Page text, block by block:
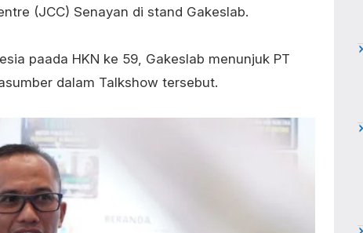
(JCC) Senayan di stand Gakeslab.
paada HKN ke 59, Gakeslab menunjuk PT
dalam Talkshow tersebut.